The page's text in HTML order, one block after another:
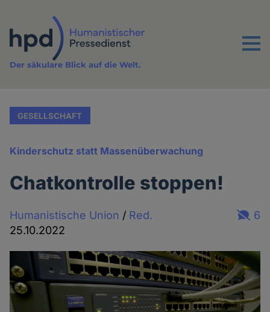
Inhalt
Menu
Der säkulare Blick auf die Welt.
GESELLSCHAFT
Kinderschutz statt Massenüberwachung
Chatkontrolle stoppen!
Humanistische Union / Red.
25.10.2022
6